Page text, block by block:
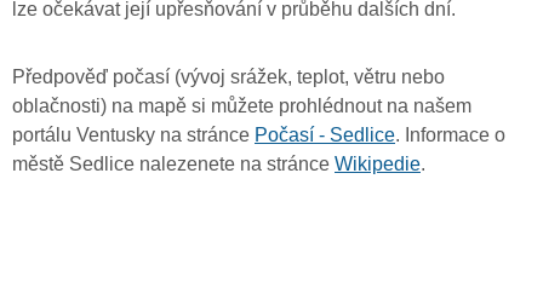
lze očekávat její upřesňování v průběhu dalších dní.
Předpověď počasí (vývoj srážek, teplot, větru nebo
oblačnosti) na mapě si můžete prohlédnout na našem
portálu Ventusky na stránce Počasí - Sedlice. Informace o
městě Sedlice nalezenete na stránce Wikipedie.